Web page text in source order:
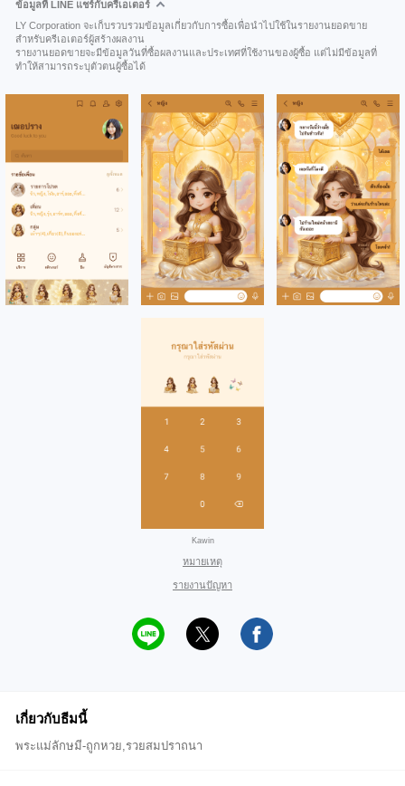
ข้อมูลที่ LINE แชร์กับครีเอเตอร์
LY Corporation จะเก็บรวบรวมข้อมูลเกี่ยวกับการซื้อเพื่อนำไปใช้ในรายงานยอดขาย
สำหรับครีเอเตอร์ผู้สร้างผลงาน
รายงานยอดขายจะมีข้อมูลวันที่ซื้อผลงานและประเทศที่ใช้งานของผู้ซื้อ แต่ไม่มีข้อมูลที่
ทำให้สามารถระบุตัวตนผู้ซื้อได้
Kawin
หมายเหตุ
รายงานปัญหา
เกี่ยวกับธีมนี้
พระแม่ลักษมี-ถูกหวย,รวยสมปราถนา